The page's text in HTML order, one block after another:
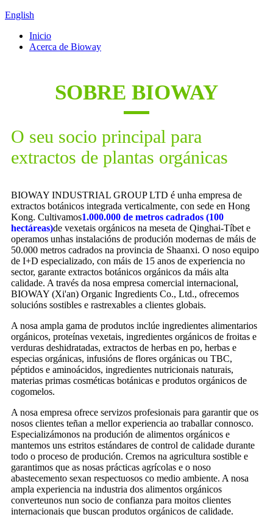
English
Inicio
Acerca de Bioway
SOBRE BIOWAY
O seu socio principal para
extractos de plantas orgánicas
BIOWAY INDUSTRIAL GROUP LTD é unha empresa de
extractos botánicos integrada verticalmente, con sede en Hong
Kong. Cultivamos1.000.000 de metros cadrados (100
hectáreas)de vexetais orgánicos na meseta de Qinghai-Tíbet e
operamos unhas instalacións de produción modernas de máis de
50.000 metros cadrados na provincia de Shaanxi. O noso equipo
de I+D especializado, con máis de 15 anos de experiencia no
sector, garante extractos botánicos orgánicos da máis alta
calidade. A través da nosa empresa comercial internacional,
BIOWAY (Xi'an) Organic Ingredients Co., Ltd., ofrecemos
solucións sostibles e rastrexables a clientes globais.
A nosa ampla gama de produtos inclúe ingredientes alimentarios
orgánicos, proteínas vexetais, ingredientes orgánicos de froitas e
verduras deshidratadas, extractos de herbas en po, herbas e
especias orgánicas, infusións de flores orgánicas ou TBC,
péptidos e aminoácidos, ingredientes nutricionais naturais,
materias primas cosméticas botánicas e produtos orgánicos de
cogomelos.
A nosa empresa ofrece servizos profesionais para garantir que os
nosos clientes teñan a mellor experiencia ao traballar connosco.
Especializámonos na produción de alimentos orgánicos e
mantemos uns estritos estándares de control de calidade durante
todo o proceso de produción. Cremos na agricultura sostible e
garantimos que as nosas prácticas agrícolas e o noso
abastecemento sexan respectuosos co medio ambiente. A nosa
ampla experiencia na industria dos alimentos orgánicos
converteunos nun socio de confianza para moitos clientes
internacionais que buscan produtos orgánicos de calidade.